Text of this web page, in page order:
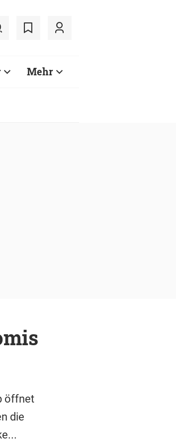
Mehr
öffnet
die